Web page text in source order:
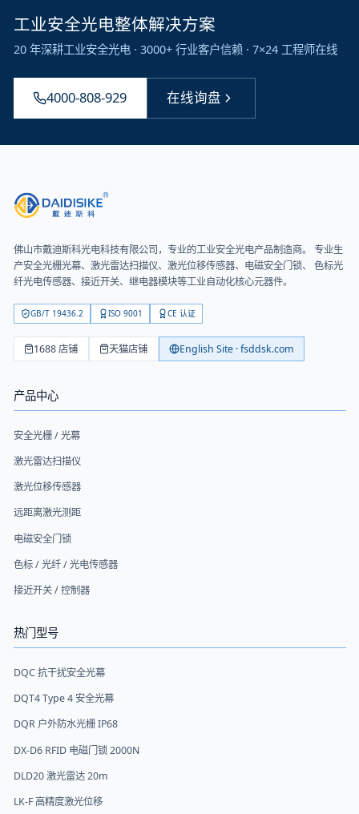
工业安全光电整体解决方案
20 年深耕工业安全光电 · 3000+ 行业客户信赖 · 7×24 工程师在线
4000-808-929 在线询盘
佛山市戴迪斯科光电科技有限公司，专业的工业安全光电产品制造商。 专业生
产安全光栅光幕、激光雷达扫描仪、激光位移传感器、电磁安全门锁、 色标光
纤光电传感器、接近开关、继电器模块等工业自动化核心元器件。
GB/T 19436.2 ISO 9001 CE 认证
1688 店铺 天猫店铺 English Site · fsddsk.com
产品中心
安全光栅 / 光幕
激光雷达扫描仪
激光位移传感器
远距离激光测距
电磁安全门锁
色标 / 光纤 / 光电传感器
接近开关 / 控制器
热门型号
DQC 抗干扰安全光幕
DQT4 Type 4 安全光幕
DQR 户外防水光栅 IP68
DX-D6 RFID 电磁门锁 2000N
DLD20 激光雷达 20m
LK-F 高精度激光位移